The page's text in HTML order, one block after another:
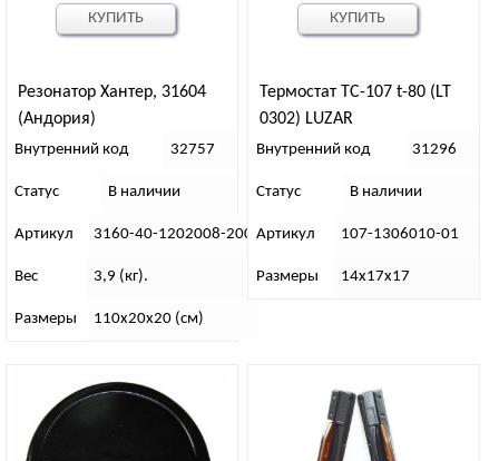
Резонатор Хантер, 31604
(Андория)
Внутренний код 32757
Статус В наличии
Артикул 3160-40-1202008-200
Вес 3,9 (кг).
Размеры 110х20х20 (см)
КУПИТЬ
Термостат ТС-107 t-80 (LT
0302) LUZAR
Внутренний код 31296
Статус В наличии
Артикул 107-1306010-01
Размеры 14х17х17
КУПИТЬ